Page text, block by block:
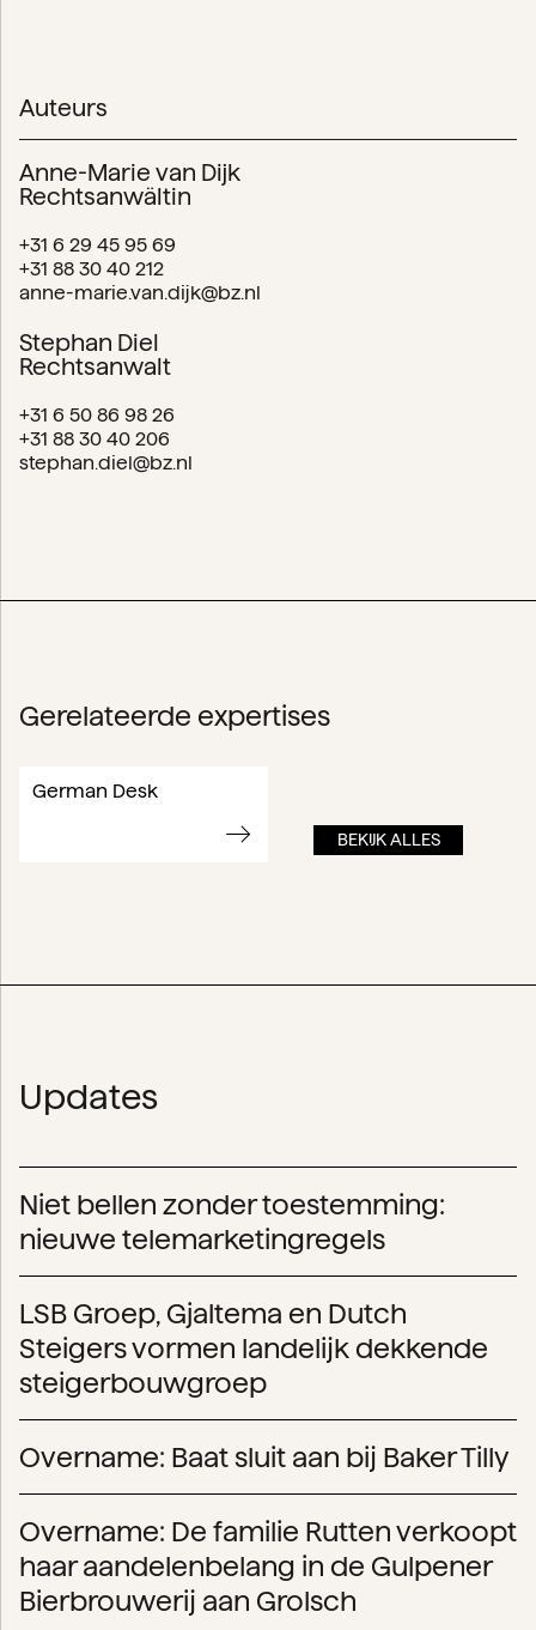
Auteurs
Anne-Marie van Dijk
Rechtsanwältin
+31 6 29 45 95 69
+31 88 30 40 212
anne-marie.van.dijk@bz.nl
Stephan Diel
Rechtsanwalt
+31 6 50 86 98 26
+31 88 30 40 206
stephan.diel@bz.nl
Gerelateerde expertises
German Desk
BEKIJK ALLES
Updates
Niet bellen zonder toestemming:
nieuwe telemarketingregels
LSB Groep, Gjaltema en Dutch
Steigers vormen landelijk dekkende
steigerbouwgroep
Overname: Baat sluit aan bij Baker Tilly
Overname: De familie Rutten verkoopt
haar aandelenbelang in de Gulpener
Bierbrouwerij aan Grolsch